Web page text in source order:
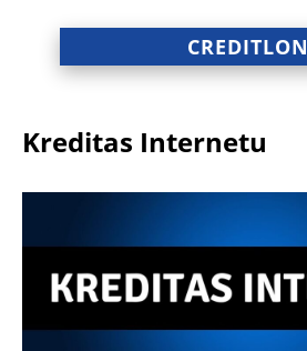
CREDITLON
Kreditas Internetu